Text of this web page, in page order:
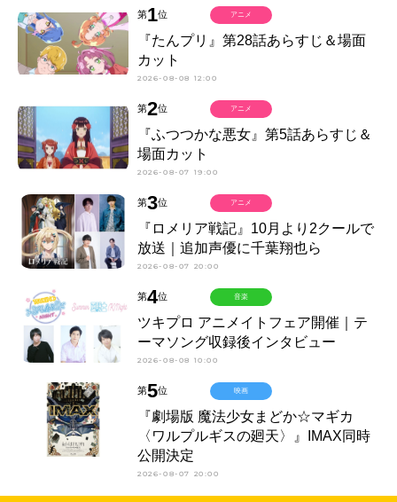
第1位
『たんプリ』第28話あらすじ＆場面
カット
2026-08-08 12:00
アニメ
第2位
『ふつつかな悪女』第5話あらすじ＆
場面カット
2026-08-07 19:00
アニメ
第3位
『ロメリア戦記』10月より2クールで
放送｜追加声優に千葉翔也ら
2026-08-07 20:00
アニメ
第4位
ツキプロ アニメイトフェア開催｜テ
ーマソング収録後インタビュー
2026-08-08 10:00
音楽
第5位
『劇場版 魔法少女まどか☆マギカ
〈ワルプルギスの廻天〉』IMAX同時
公開決定
2026-08-07 20:00
映画